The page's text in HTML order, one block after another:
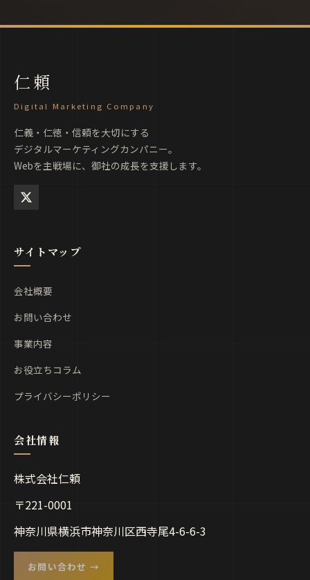
仁頼
Digital Marketing Company
仁義・仁徳・信頼を大切にする
デジタルマーケティングカンパニー。
Webを主戦場に、御社の成長を支援します。
サイトマップ
会社概要
お問い合わせ
事業内容
お役立ちコラム
プライバシーポリシー
株式会社仁頼
〒221-0001
神奈川県横浜市神奈川区西寺尾4-6-6-3
お問い合わせ →